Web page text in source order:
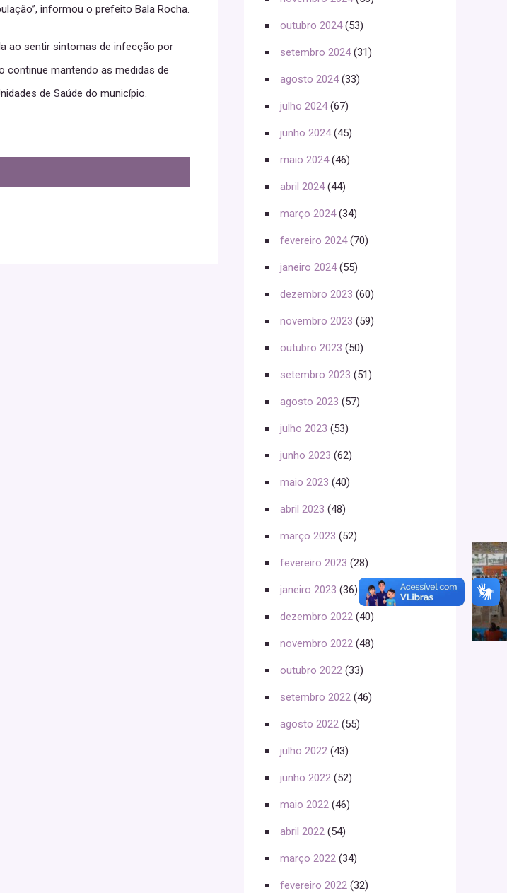
informou o prefeito Bala Rocha.
ao sentir sintomas de infecção por
continue mantendo as medidas de
de Saúde do município.
outubro 2024(53)
setembro 2024(31)
agosto 2024(33)
julho 2024(67)
junho 2024(45)
maio 2024(46)
abril 2024(44)
março 2024(34)
fevereiro 2024(70)
janeiro 2024(55)
dezembro 2023 (60)
novembro 2023 (59)
outubro 2023 (50)
setembro 2023 (51)
agosto 2023 (57)
julho 2023 (53)
junho 2023 (62)
maio 2023 (40)
abril 2023 (48)
março 2023 (52)
fevereiro 2023 (28)
janeiro 2023 (36)
dezembro 2022 (40)
novembro 2022 (48)
outubro 2022 (33)
setembro 2022 (46)
agosto 2022 (55)
julho 2022 (43)
junho 2022 (52)
maio 2022 (46)
abril 2022 (54)
março 2022 (34)
fevereiro 2022 (32)